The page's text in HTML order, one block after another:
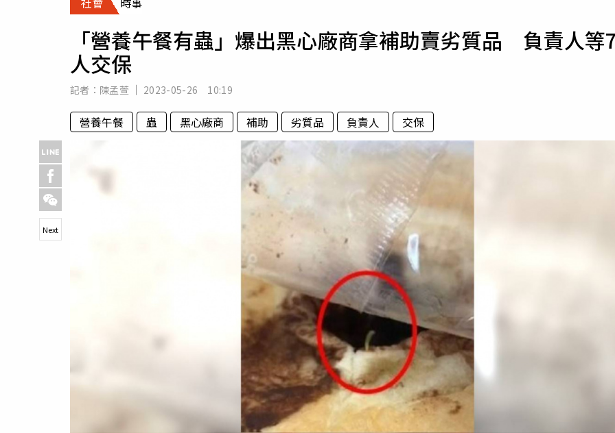
專欄
運勢
「營養午餐有蟲」爆出黑心廠商拿補助賣劣質品 負責人等
人交保
記者： 陳孟萱 2023-05-26 10:19
營養午餐 蟲 黑心廠商 補助 劣質品 負責人 交保
Next